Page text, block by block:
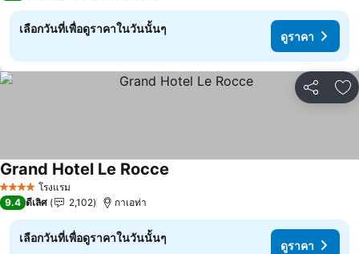
เลือกวันที่เพื่อดูราคาในวันนั้นๆ
ดูราคา
แชร์ เ
4 ดาว โรงแรม
Grand Hotel Le Rocce
9.4 ดีเลิศ 2,102 กาเอท่า
เลือกวันที่เพื่อดูราคาในวันนั้นๆ
ดูราคา